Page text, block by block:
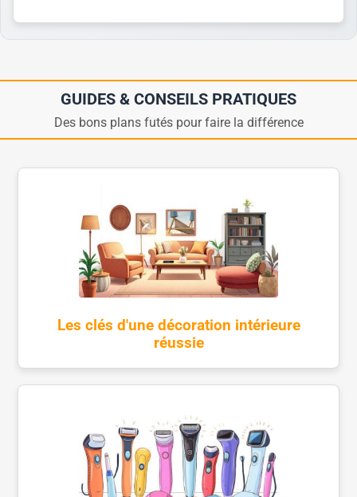
GUIDES & CONSEILS PRATIQUES
Des bons plans futés pour faire la différence
Les clés d'une décoration intérieure
réussie